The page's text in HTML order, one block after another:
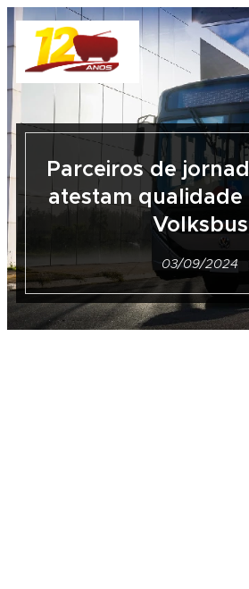
Parceiros de
atestam
Volksbus
03/09/2024